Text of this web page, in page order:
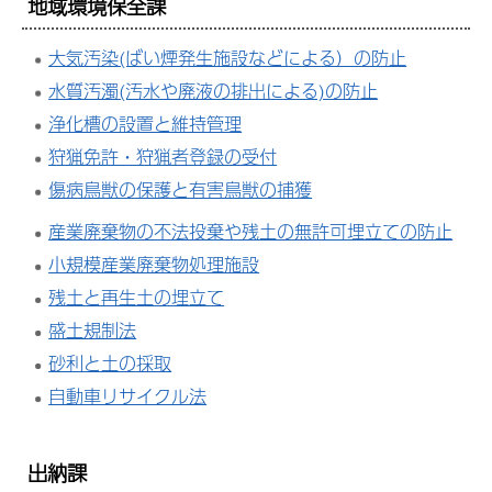
大気汚染(ばい煙発生施設などによる）の防止
水質汚濁(汚水や廃液の排出による)の防止
浄化槽の設置と維持管理
狩猟免許・狩猟者登録の受付
傷病鳥獣の保護と有害鳥獣の捕獲
産業廃棄物の不法投棄や残土の無許可埋立ての防止
小規模産業廃棄物処理施設
残土と再生土の埋立て
盛土規制法
砂利と土の採取
自動車リサイクル法
出納課